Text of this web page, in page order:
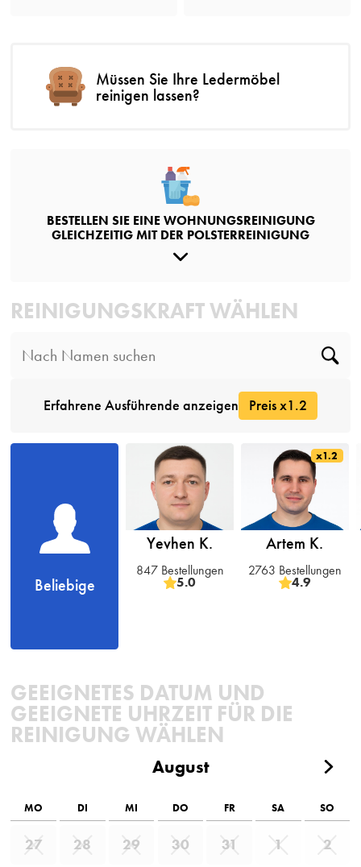
Müssen Sie Ihre Ledermöbel
reinigen lassen?
BESTELLEN SIE EINE WOHNUNGSREINIGUNG
GLEICHZEITIG MIT DER POLSTERREINIGUNG
REINIGUNGSKRAFT WÄHLEN
Erfahrene Ausführende anzeigen Preis x1.2
Beliebige
Yevhen K.
847 Bestellungen
5.0
x1.2
Artem K.
2763 Bestellungen
4.9
GEEIGNETES DATUM UND
GEEIGNETE UHRZEIT FÜR DIE
REINIGUNG WÄHLEN
August
MO DI MI DO FR SA SO
27 28 29 30 31 1 2